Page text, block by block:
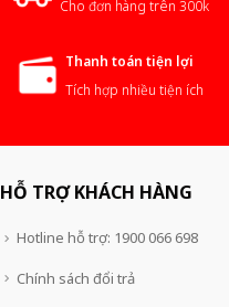
Cho đơn hàng trên 300k
Thanh toán tiện lợi
Tích hợp nhiều tiện ích
HỖ TRỢ KHÁCH HÀNG
Hotline hỗ trợ: 1900 066 698
Chính sách đổi trả